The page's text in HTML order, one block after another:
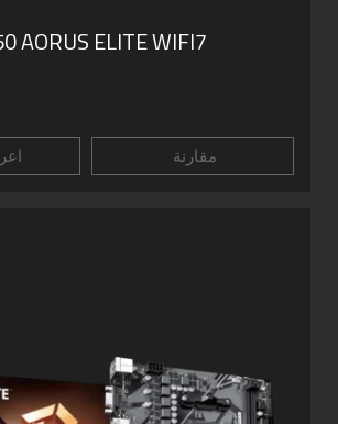
AORUS ELITE WIFI7
مقارنة